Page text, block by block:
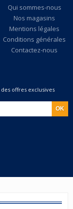
Qui sommes-nous
Nos magasins
Mentions légales
Conditions générales
Contactez-nous
offres exclusives